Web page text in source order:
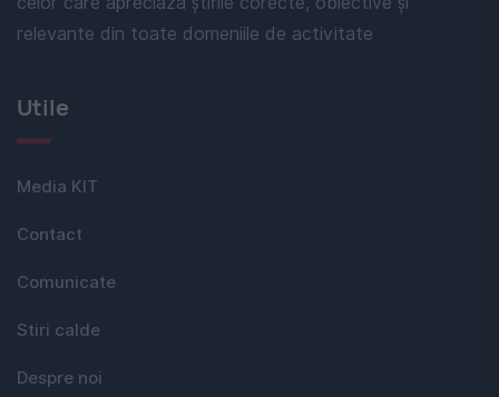
relevante din toate domeniile de activitate
Utile
Media KIT
Contact
Comunicate
Stiri calde
Despre noi